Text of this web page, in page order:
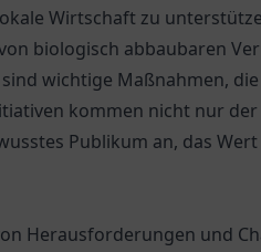
Wirtschaft zu
biologisch abbaubaren
wichtige Maßnahmen,
kommen nicht nur
Publikum an, das
Herausforderungen und